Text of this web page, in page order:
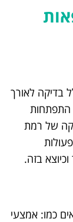
בדיקה לאורך
התפתחות
של רמת
בזה.
כמו: אמצעי